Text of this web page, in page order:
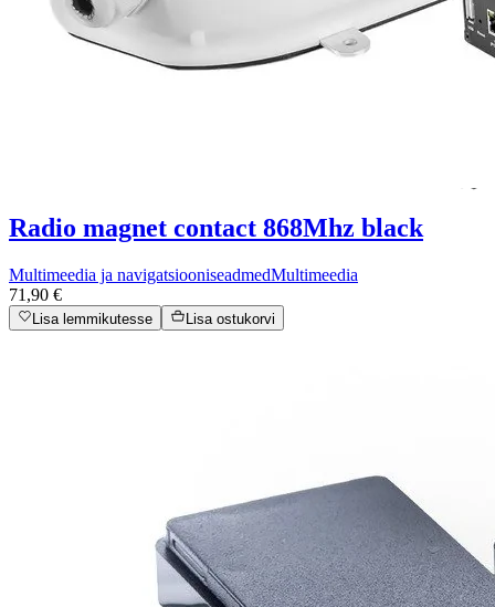
Radio magnet contact 868Mhz black
Multimeedia ja navigatsiooniseadmedMultimeedia
71,90 €
Lisa lemmikutesse Lisa ostukorvi